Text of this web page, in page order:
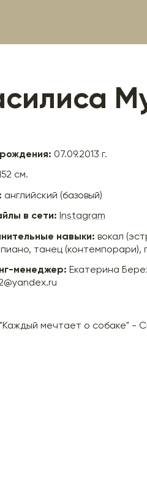
07.09.2013 г.
см.
английский (базовый)
в сети: Instagram
навыки: вокал
танец (контемпорари),
менеджер: Екатерина
"Каждый мечтает о собаке" -